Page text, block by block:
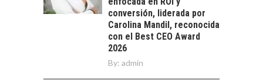
avances y desafíos…
LA
TRANSFORMACIÓN
DE LOS RECURSOS
HUMANOS EN LAS
EMPRESAS
CHILENAS
conversión, liderada por
Carolina Mandil, reconocida
con el Best CEO Award
2026
By: admin